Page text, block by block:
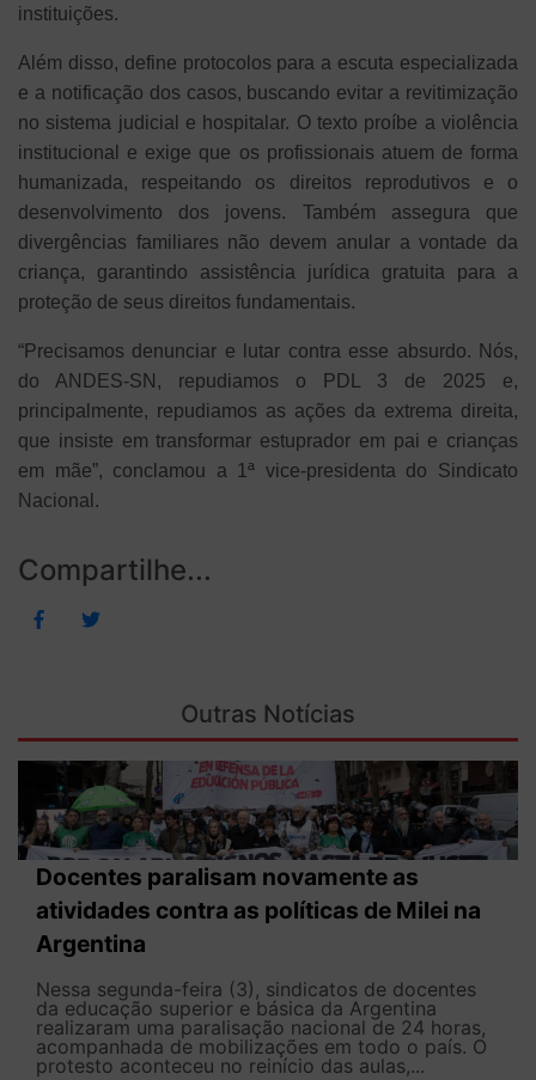
instituições.
Além disso, define protocolos para a escuta especializada
e a notificação dos casos, buscando evitar a revitimização
no sistema judicial e hospitalar. O texto proíbe a violência
institucional e exige que os profissionais atuem de forma
humanizada, respeitando os direitos reprodutivos e o
desenvolvimento dos jovens. Também assegura que
divergências familiares não devem anular a vontade da
criança, garantindo assistência jurídica gratuita para a
proteção de seus direitos fundamentais.
“Precisamos denunciar e lutar contra esse absurdo. Nós,
do ANDES-SN, repudiamos o PDL 3 de 2025 e,
principalmente, repudiamos as ações da extrema direita,
que insiste em transformar estuprador em pai e crianças
em mãe”, conclamou a 1ª vice-presidenta do Sindicato
Nacional.
Compartilhe...
Outras Notícias
Docentes paralisam novamente as
atividades contra as políticas de Milei na
Argentina
Nessa segunda-feira (3), sindicatos de docentes
da educação superior e básica da Argentina
realizaram uma paralisação nacional de 24 horas,
acompanhada de mobilizações em todo o país. O
protesto aconteceu no reinício das aulas,...